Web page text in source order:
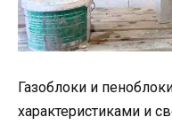
Газоблоки и
характеристиками и